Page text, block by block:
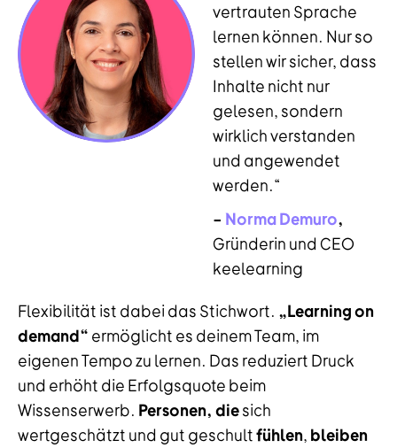
vertrauten Sprache
lernen können. Nur so
stellen wir sicher, dass
Inhalte nicht nur
gelesen, sondern
wirklich verstanden
und angewendet
werden.“
– Norma Demuro,
Gründerin und CEO
keelearning
Flexibilität ist dabei das Stichwort. „Learning on
demand“ ermöglicht es deinem Team, im
eigenen Tempo zu lernen. Das reduziert Druck
und erhöht die Erfolgsquote beim
Wissenserwerb. Personen, diesich
wertgeschätzt und gut geschultfühlen, bleiben